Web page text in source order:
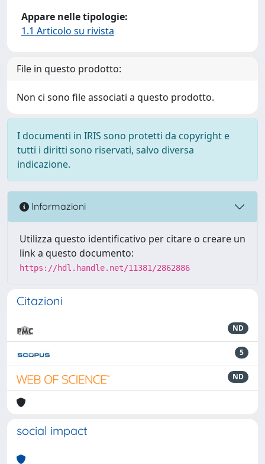
Appare nelle tipologie:
1.1 Articolo su rivista
File in questo prodotto:
Non ci sono file associati a questo prodotto.
I documenti in IRIS sono protetti da copyright e
tutti i diritti sono riservati, salvo diversa
indicazione.
Informazioni
Utilizza questo identificativo per citare o creare un
link a questo documento:
https://hdl.handle.net/11381/2862886
Citazioni
ND
5
ND
social impact